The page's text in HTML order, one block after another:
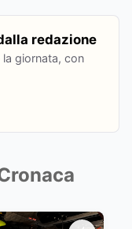
redazione
giornata, con